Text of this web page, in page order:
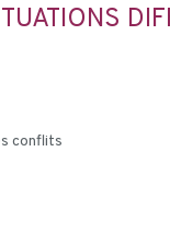
conflits